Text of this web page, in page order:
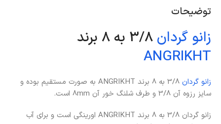
توضیحات
زانو گردان
ANGRIKHT
زانو گردان
3/8 به 8 برند ANGRIKHT به صورت مستقیم بوده و
سایز رزوه آن 3/8 و طرف شلنگ خور آن 8mm است.
زانو گردان 3/8 به 8 برند ANGRIKHT اورینگی است و برای آب